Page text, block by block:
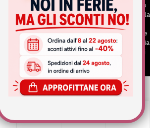
e/o specialista, di altri operatori sanitari o
che devono in ogni caso essere contattati per la
o l’indicazione di un eventuale corretto
e/o dietetico e/o di integrazione alimentare. Se
o si stanno assumendo farmaci in terapia
medico curante prima di assumere qualsiasi
integratore.